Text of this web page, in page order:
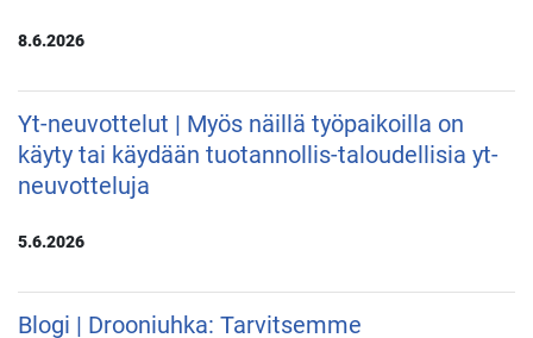
8.6.2026
Yt-neuvottelut | Myös näillä työpaikoilla on
käyty tai käydään tuotannollis-taloudellisia yt-
neuvotteluja
5.6.2026
Blogi | Drooniuhka: Tarvitsemme